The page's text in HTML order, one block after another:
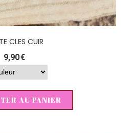
CLES CUIR
9,90€
AU PANIER